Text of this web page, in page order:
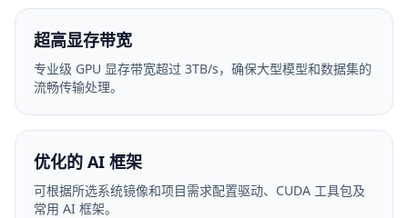
超高显存带宽
专业级 GPU 显存带宽超过 3TB/s，确保大型模型和数据集的
流畅传输处理。
优化的 AI 框架
可根据所选系统镜像和项目需求配置驱动、CUDA 工具包及
常用 AI 框架。